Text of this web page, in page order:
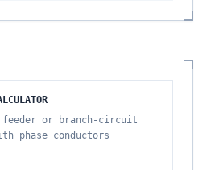
or branch-circuit
phase conductors